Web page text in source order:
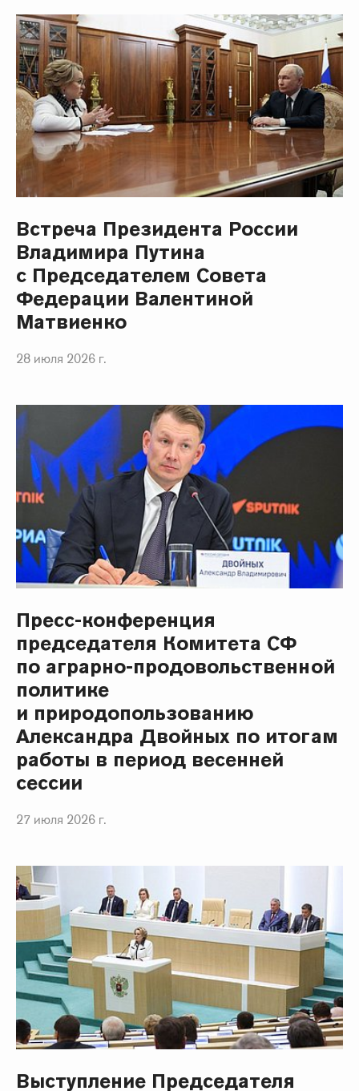
Встреча Президента России
Владимира Путина
с Председателем Совета
Федерации Валентиной
Матвиенко
28 июля 2026 г.
Пресс-конференция
председателя Комитета СФ
по аграрно-продовольственной
политике
и природопользованию
Александра Двойных по итогам
работы в период весенней
сессии
27 июля 2026 г.
Выступление Председателя